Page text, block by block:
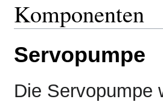
Komponenten
Servopumpe
Die Servopumpe